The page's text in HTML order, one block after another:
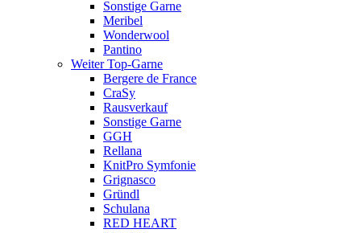
Sonstige Garne
Meribel
Wonderwool
Pantino
Weiter Top-Garne
Bergere de France
CraSy
Rausverkauf
Sonstige Garne
GGH
Rellana
KnitPro Symfonie
Grignasco
Gründl
Schulana
RED HEART